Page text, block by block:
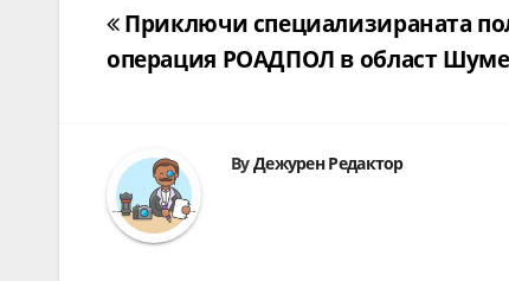
Навигация
Приключи специализираната
операция РОАДПОЛ в област
ByДежурен Редактор